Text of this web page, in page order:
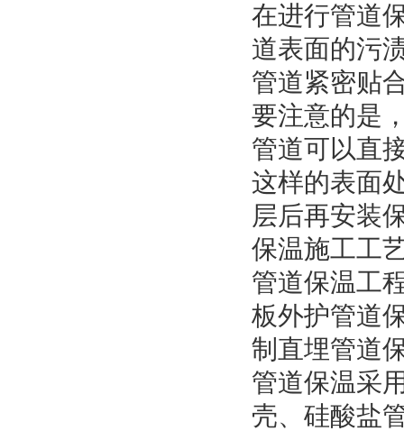
在进行管道
道表面的污
管道紧密贴
要注意的是
管道可以直
这样的表面
层后再安装
保温施工工
管道保温工
板外护管道
制直埋管道
管道保温采
壳、硅酸盐